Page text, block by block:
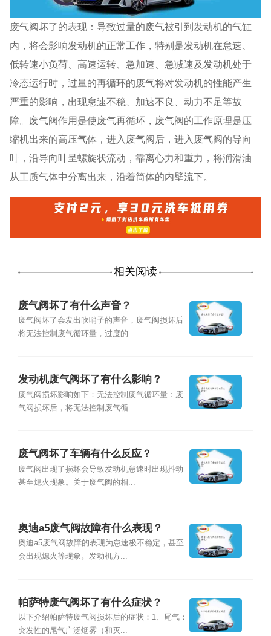
废气阀坏了的表现：导致过量的废气被引到发动机的气缸
内，将会影响发动机的正常工作，特别是发动机在怠速、
低转速小负荷、高速运转、急加速、急减速及发动机处于
冷态运行时，过量的再循环的废气将对发动机的性能产生
严重的影响，出现怠速不稳、加速不良、动力不足等故
障。废气阀作用是使废气再循环，废气阀的工作原理是压
缩机出来的高压气体，进入废气阀后，进入废气阀的导向
叶，沿导向叶呈螺旋状流动，靠离心力和重力，将润滑油
从工质气体中分离出来，沿着筒体的内壁流下。
相关阅读
废气阀坏了有什么声音？
废气阀坏了会发出吹哨子的声音，废气阀损坏后
将无法控制废气循环量，过度的...
发动机废气阀坏了有什么影响？
废气阀损坏影响如下：无法控制废气循环量：废
气阀损坏后，将无法控制废气循...
废气阀坏了车辆有什么反应？
废气阀出现了损坏会导致发动机怠速时出现抖动
甚至熄火现象。关于废气阀的相...
奥迪a5废气阀故障有什么表现？
奥迪a5废气阀故障的表现为怠速极不稳定，甚至
会出现熄火等现象。发动机方...
帕萨特废气阀坏了有什么症状？
以下介绍帕萨特废气阀损坏后的症状：1、尾气：
突发性的尾气广泛烟雾（和灭...